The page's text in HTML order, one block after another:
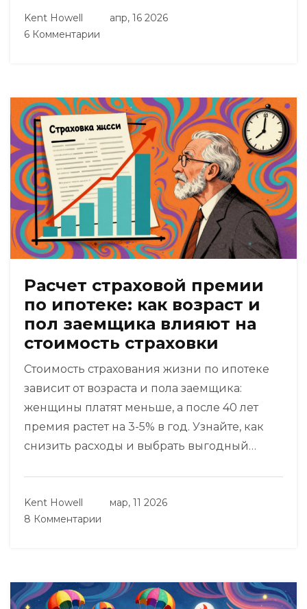
Kent Howell
апр, 16 2026
6 Комментарии
Расчет страховой премии
по ипотеке: как возраст и
пол заемщика влияют на
стоимость страховки
Стоимость страхования жизни по ипотеке
зависит от возраста и пола заемщика:
женщины платят меньше, а после 40 лет
премия растет на 3-5% в год. Узнайте, как
снизить расходы и выбрать выгодный
Kent Howell
мар, 11 2026
8 Комментарии